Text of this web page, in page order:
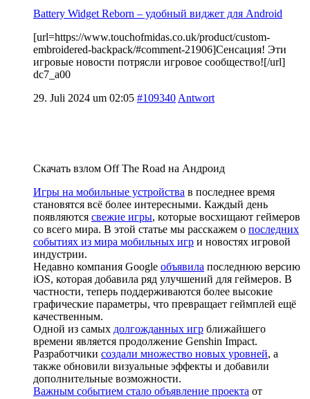
Battery Widget Reborn – удобный виджет для Android
[url=https://www.touchofmidas.co.uk/product/custom-
embroidered-backpack/#comment-21906]Сенсация! Эти
игровые новости потрясли игровое сообщество![/url]
dc7_a00
29. Juli 2024 um 02:05 #109340 Antwort
Скачать взлом Off The Road на Андроид
Игры на мобильные устройства в последнее время
становятся всё более интересными. Каждый день
появляются свежие игры, которые восхищают геймеров
со всего мира. В этой статье мы расскажем о последних
событиях из мира мобильных игр и новостях игровой
индустрии.
Недавно компания Google объявила последнюю версию
iOS, которая добавила ряд улучшений для геймеров. В
частности, теперь поддерживаются более высокие
графические параметры, что превращает геймплей ещё
качественным.
Одной из самых долгожданных игр ближайшего
времени является продолжение Genshin Impact.
Разработчики создали множество новых уровней, а
также обновили визуальные эффекты и добавили
дополнительные возможности.
Важным событием стало объявление проекта от